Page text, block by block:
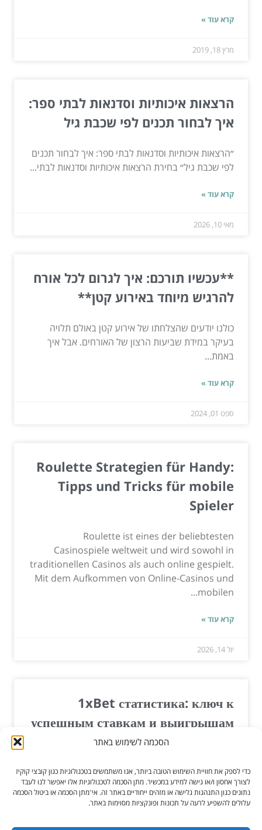
הסכמה לשימוש באתר
כדי לספק את חוויית השימוש הטובה ביותר, אנו משתמשים בטכנולוגיות כגון קובצי קוקיז
לצורך אחסון ו/או גישה למידע במכשיר. מתן הסכמה לטכנולוגיות אלו יאפשר לנו לעבד
נתונים כגון התנהגות גלישה או מזהים ייחודיים באתר זה. אי־מתן הסכמה או ביטול הסכמה
עלולים להשפיע לרעה על תכונות ופונקציות מסוימות באתר.
קרא עוד »
מרץ 18, 2019
הרצאות איכותיות וסדנאות לבתי ספר:
איך לבחור תכנים לפי שכבת גיל
״הרצאות איכותיות וסדנאות לבתי ספר: איך לבחור תכנים
לפי שכבת גיל״ בחירת הרצאות איכותיות וסדנאות לבתי...
קרא עוד »
מאי 10, 2026
**עכשיו תורכם: איך לגרום לכל אורח
להרגיש מיוחד באירוע קטן**
כולנו יודעים שהצלחתו של אירוע קטן באולם תלויה
בעיקר במידת שביעות הרצון של האורחים. אבל איך
באמת...
קרא עוד »
ספט 01, 2024
Roulette Strategien für Handy:
Tipps und Tricks für mobile
Spieler
Roulette ist eines der beliebtesten
Casinospiele weltweit und wird sowohl in
traditionellen Casinos als auch online gespielt.
Mit dem Aufkommen von Online-Casinos und
mobilen...
קרא עוד »
יול 14, 2026
1xBet статистика: ключ к
успешным ставкам и выигрышам
выигрышамВ мире спортивных ставок 1xBet
предлагает...
קרא עוד »